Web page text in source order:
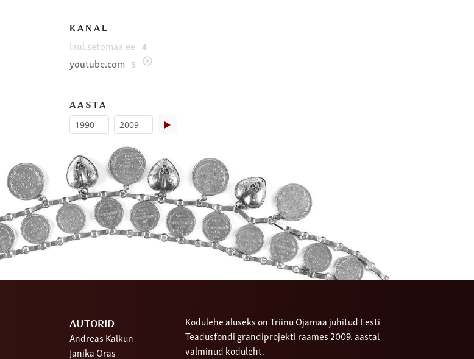
KANAL
laul.setomaa.ee 4
youtube.com 5
AASTA
▶
AUTORID
Andreas Kalkun
Janika Oras
Kodulehe aluseks on Triinu Ojamaa juhitud Eesti
Teadusfondi grandiprojekti raames 2009. aastal
valminud koduleht.